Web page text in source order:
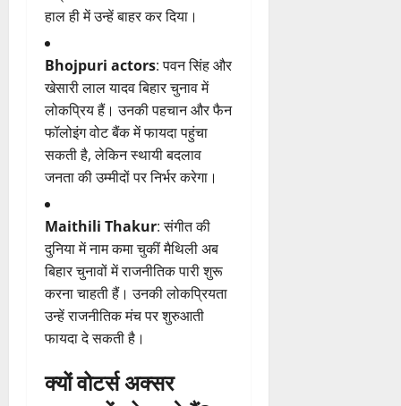
हाल ही में उन्हें बाहर कर दिया।
Bhojpuri actors: पवन सिंह और
खेसारी लाल यादव बिहार चुनाव में
लोकप्रिय हैं। उनकी पहचान और फैन
फॉलोइंग वोट बैंक में फायदा पहुंचा
सकती है, लेकिन स्थायी बदलाव
जनता की उम्मीदों पर निर्भर करेगा।
Maithili Thakur: संगीत की
दुनिया में नाम कमा चुकीं मैथिली अब
बिहार चुनावों में राजनीतिक पारी शुरू
करना चाहती हैं। उनकी लोकप्रियता
उन्हें राजनीतिक मंच पर शुरुआती
फायदा दे सकती है।
क्यों वोटर्स अक्सर